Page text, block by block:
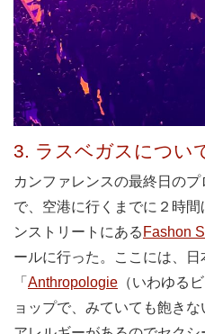
3. ラスベガスについ
カンファレンスの最終日の
で、空港に行くまでに２時
ンストリートにある Fashon
ールに行った。ここには、日
「 Anthropologie （いわゆる
ョップで、みていても飽きな